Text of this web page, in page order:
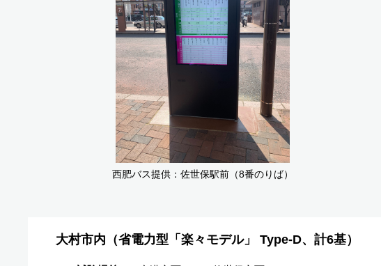
西肥バス提供：佐世保駅前（8番のりば）
大村市内（省電力型「楽々モデル」 Type-D、計6基）